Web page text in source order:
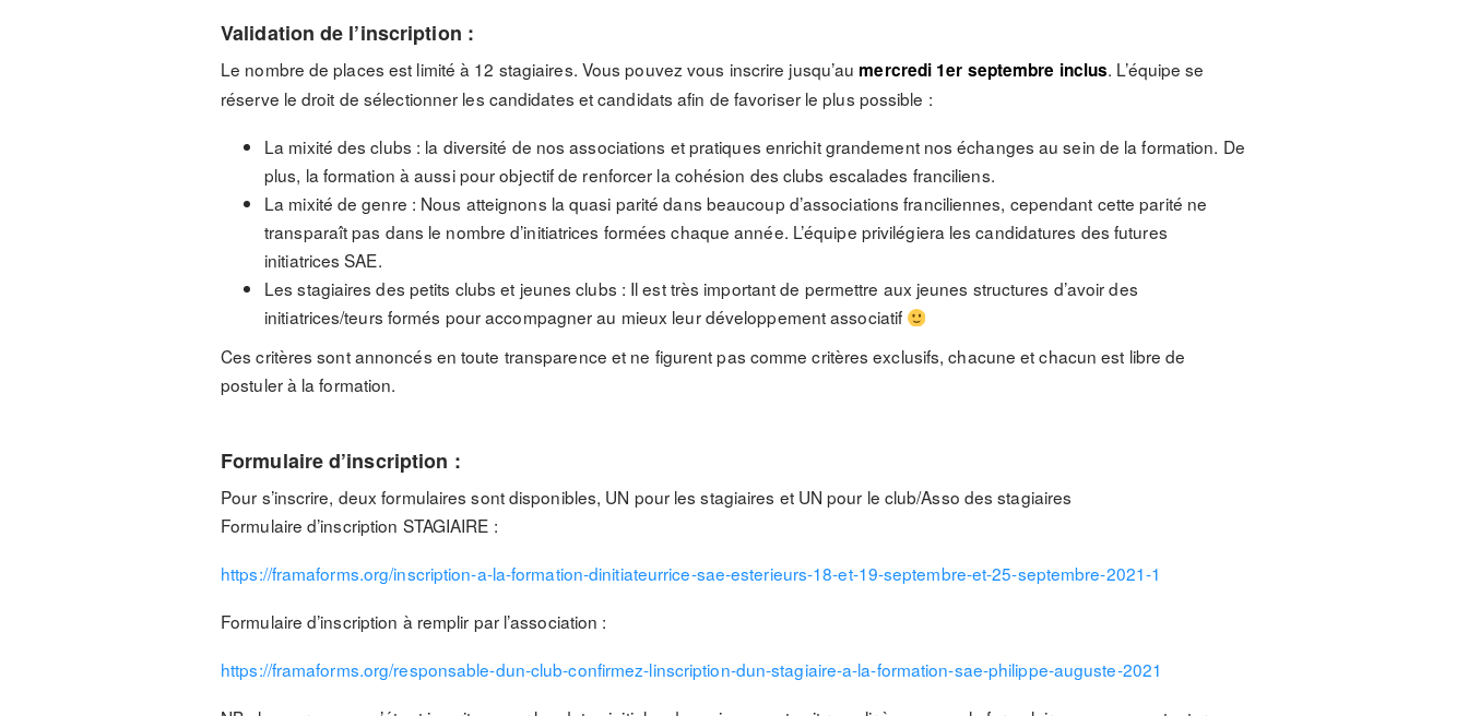
Validation de l’inscription :
Le nombre de places est limité à 12 stagiaires. Vous pouvez vous inscrire jusqu’au mercredi 1er septembre inclus. L’équipe se
réserve le droit de sélectionner les candidates et candidats afin de favoriser le plus possible :
La mixité des clubs : la diversité de nos associations et pratiques enrichit grandement nos échanges au sein de la formation. De
plus, la formation à aussi pour objectif de renforcer la cohésion des clubs escalades franciliens.
La mixité de genre : Nous atteignons la quasi parité dans beaucoup d’associations franciliennes, cependant cette parité ne
transparaît pas dans le nombre d’initiatrices formées chaque année. L’équipe privilégiera les candidatures des futures
initiatrices SAE.
Les stagiaires des petits clubs et jeunes clubs : Il est très important de permettre aux jeunes structures d’avoir des
initiatrices/teurs formés pour accompagner au mieux leur développement associatif
Ces critères sont annoncés en toute transparence et ne figurent pas comme critères exclusifs, chacune et chacun est libre de
postuler à la formation.
Formulaire d’inscription :
Pour s’inscrire, deux formulaires sont disponibles, UN pour les stagiaires et UN pour le club/Asso des stagiaires
Formulaire d’inscription STAGIAIRE :
https://framaforms.org/inscription-a-la-formation-dinitiateurrice-sae-esterieurs-18-et-19-septembre-et-25-septembre-2021-1
Formulaire d’inscription à remplir par l’association :
https://framaforms.org/responsable-dun-club-confirmez-linscription-dun-stagiaire-a-la-formation-sae-philippe-auguste-2021